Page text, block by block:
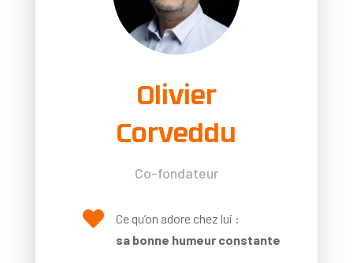
Olivier
Corveddu
Co-fondateur

Ce qu’on adore chez lui :
sa bonne humeur constante